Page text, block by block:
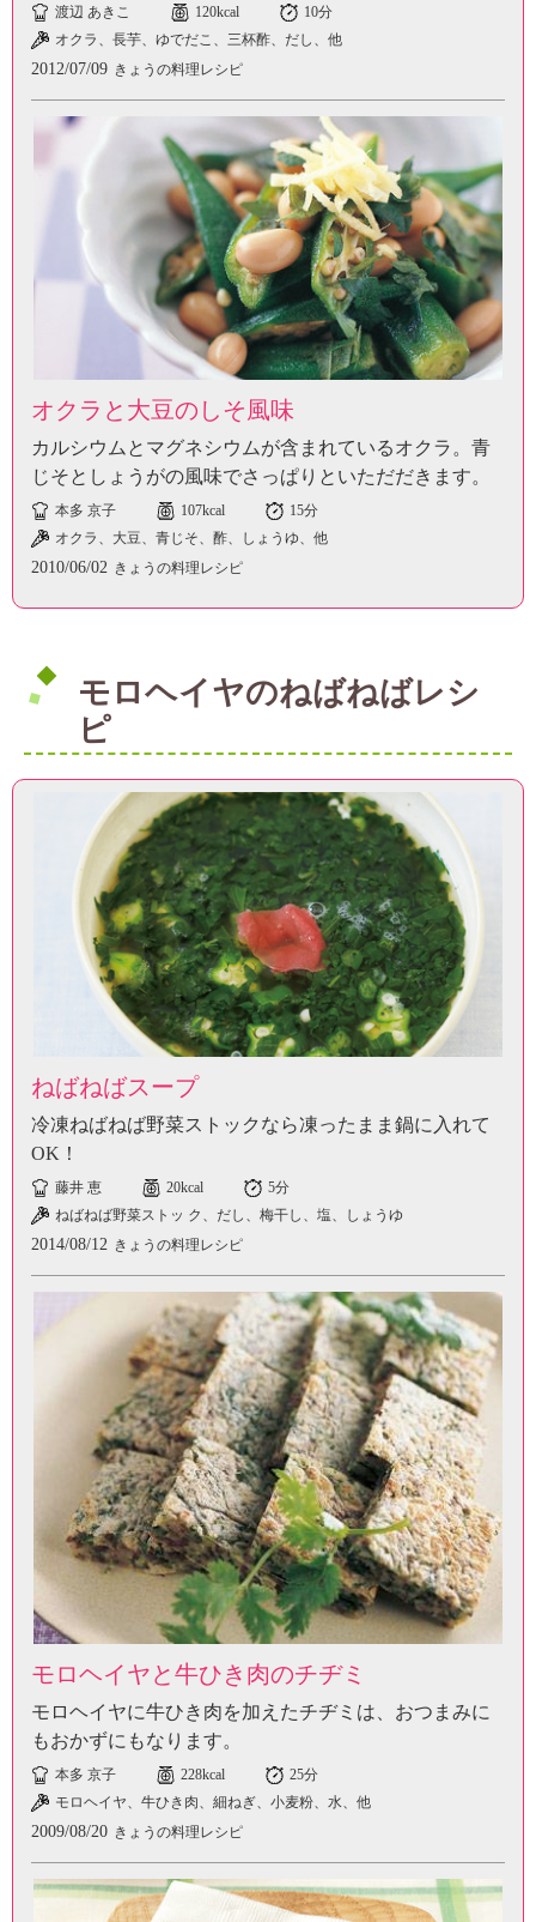
渡辺 あきこ 120kcal
10分
オクラ、長芋、ゆでだこ、三杯酢、だし、他
2012/07/09 きょうの料理レシピ
オクラと大豆のしそ風味
カルシウムとマグネシウムが含まれているオクラ。青
じそとしょうがの風味でさっぱりといただだきます。
本多 京子 107kcal
15分
オクラ、大豆、青じそ、酢、しょうゆ、他
2010/06/02 きょうの料理レシピ
モロヘイヤのねばねばレシ
ピ
ねばねばスープ
冷凍ねばねば野菜ストックなら凍ったまま鍋に入れて
OK！
藤井 恵 20kcal
5分
ねばねば野菜ストッ ク、だし、梅干し、塩、しょうゆ
2014/08/12 きょうの料理レシピ
モロヘイヤと牛ひき肉のチヂミ
モロヘイヤに牛ひき肉を加えたチヂミは、おつまみに
もおかずにもなります。
本多 京子 228kcal
25分
モロヘイヤ、牛ひき肉、細ねぎ、小麦粉、水、他
2009/08/20 きょうの料理レシピ